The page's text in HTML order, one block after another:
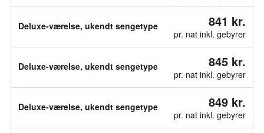
Deluxe-værelse, ukendt sengetype 841 kr.
pr. nat inkl. gebyrer
Deluxe-værelse, ukendt sengetype 845 kr.
pr. nat inkl. gebyrer
Deluxe-værelse, ukendt sengetype 849 kr.
pr. nat inkl. gebyrer